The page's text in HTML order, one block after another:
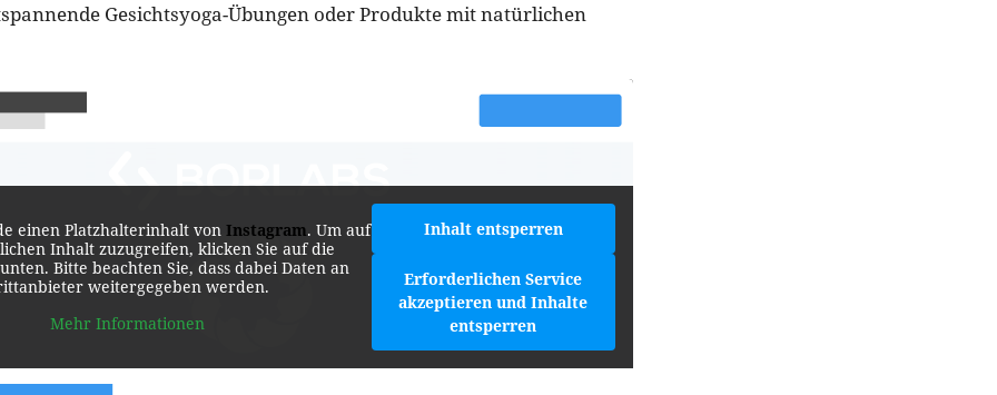
Gesichtsyoga-Übungen oder Produkte mit natürlichen
einen Platzhalterinhalt von Instagram. Um auf
Inhalt zuzugreifen, klicken Sie auf die
Bitte beachten Sie, dass dabei Daten an
weitergegeben werden.
Mehr Informationen
Inhalt entsperren
Erforderlichen Service
akzeptieren und Inhalte
entsperren